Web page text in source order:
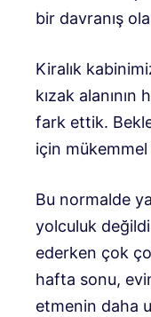
bir davranış
Kiralık
kızak alanının
fark ettik.
için mükemmel
Bu normalde
yolculuk
ederken çok
hafta sonu,
etmenin daha